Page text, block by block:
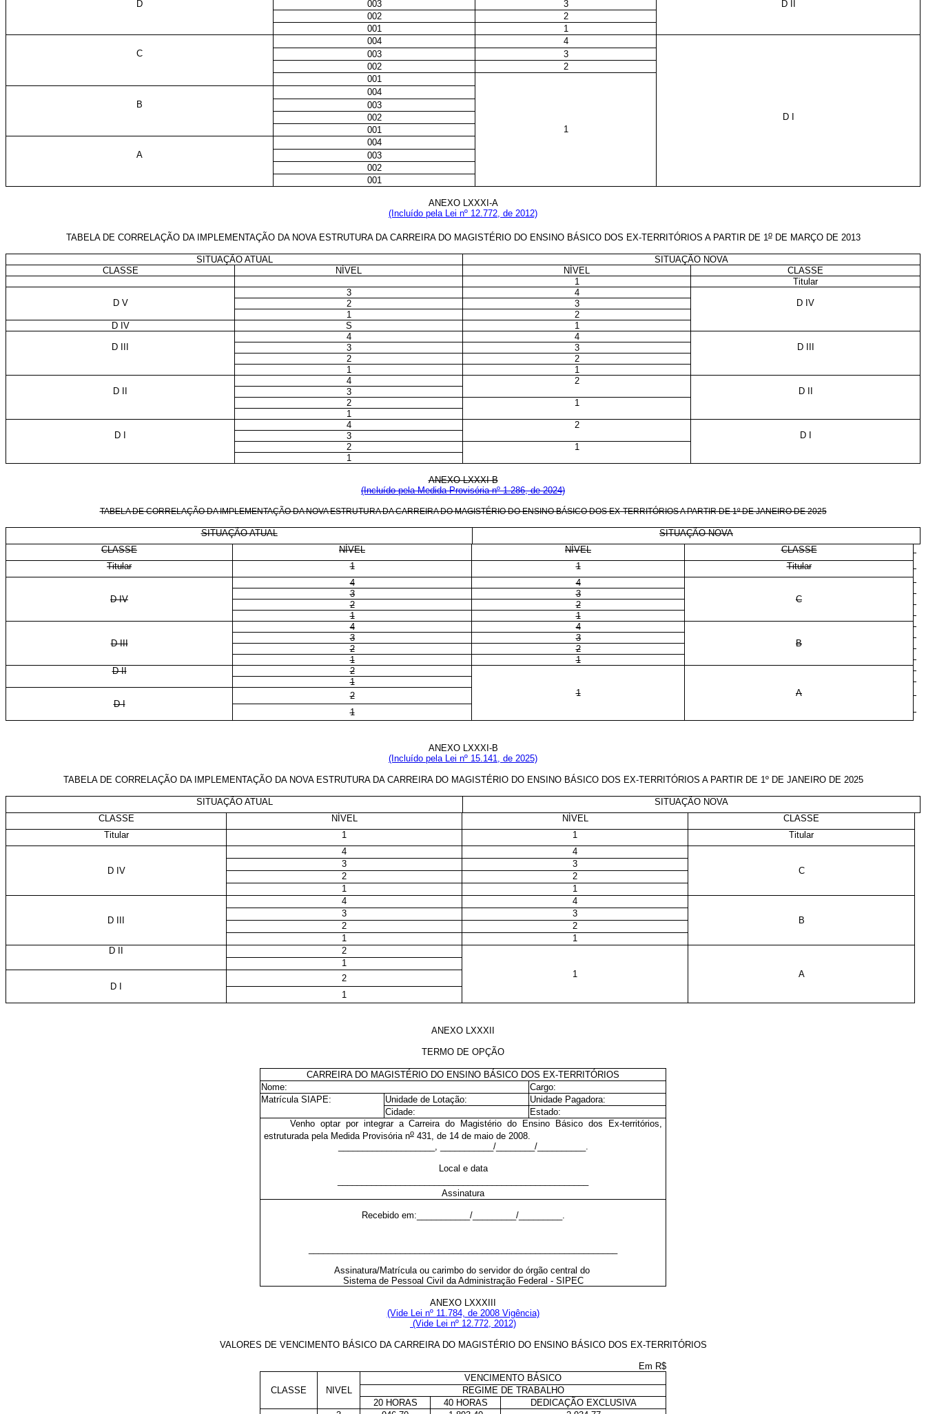
D
003 3
D II
002
2
001
1
004
4
C
003
3
002
2
001
004
B
003
002
D I
001
1
004
A
003
002
001
ANEXO LXXXI-A
(Incluído pela Lei nº 12.772, de 2012)
TABELA DE CORRELAÇÃO DA IMPLEMENTAÇÃO DA NOVA ESTRUTURA DA CARREIRA DO MAGISTÉRIO DO ENSINO BÁSICO DOS EX-TERRITÓRIOS A PARTIR DE 1oDE MARÇO DE 2013
SITUAÇÃO ATUAL
SITUAÇÃO NOVA
CLASSE
NÍVEL NÍVEL
CLASSE
1
Titular
3
4
D V
2 3
D IV
1
2
D IV
S
1
4
4
D III
3 3
D III
2
2
1
1
4
2
D II
3
D II
2
1
1
4
2
D I
3
D I
2
1
1
ANEXO LXXXI-B
(Incluído pela Medida Provisória nº 1.286, de 2024)
TABELA DE CORRELAÇÃO DA IMPLEMENTAÇÃO DA NOVA ESTRUTURA DA CARREIRA DO MAGISTÉRIO DO ENSINO BÁSICO DOS EX-TERRITÓRIOS A PARTIR DE 1º DE JANEIRO DE 2025
SITUAÇÃO ATUAL
SITUAÇÃO NOVA
CLASSE
NÍVEL NÍVEL
CLASSE
Titular
1 1 Titular
D IV
4
4
C
3
3
2
2
1
1
D III
4
4
B
3
3
2
2
1
1
D II
2
1 A
1
D I
2
1
ANEXO LXXXI-B
(Incluído pela Lei nº 15.141, de 2025)
TABELA DE CORRELAÇÃO DA IMPLEMENTAÇÃO DA NOVA ESTRUTURA DA CARREIRA DO MAGISTÉRIO DO ENSINO BÁSICO DOS EX-TERRITÓRIOS A PARTIR DE 1º DE JANEIRO DE 2025
SITUAÇÃO ATUAL
SITUAÇÃO NOVA
CLASSE
NÍVEL NÍVEL
CLASSE
Titular
1 1 Titular
D IV
4
4
C
3
3
2
2
1
1
D III
4
4
B
3
3
2
2
1
1
D II
2
1 A
1
D I
2
1
ANEXO LXXXII
TERMO DE OPÇÃO
CARREIRA DO MAGISTÉRIO DO ENSINO BÁSICO DOS EX-TERRITÓRIOS
Nome:
Cargo:
Matrícula SIAPE:
Unidade de Lotação:
Unidade Pagadora:
Cidade:
Estado:
Venho optar por integrar a Carreira do Magistério do Ensino Básico dos Ex-territórios,
estruturada pela Medida Provisória no431, de 14 de maio de 2008.
____________________, ___________/________/__________.
Local e data
Assinatura
Recebido em:___________/_________/_________.
Assinatura/Matrícula ou carimbo do servidor do órgão central do
Sistema de Pessoal Civil da Administração Federal - SIPEC
ANEXO LXXXIII
(Vide Lei nº 11.784, de 2008 Vigência)
(Vide Lei nº 12.772, 2012)
VALORES DE VENCIMENTO BÁSICO DA CARREIRA DO MAGISTÉRIO DO ENSINO BÁSICO DOS EX-TERRITÓRIOS
Em R$
VENCIMENTO BÁSICO
CLASSE
NIVEL
REGIME DE TRABALHO
20 HORAS
40 HORAS
DEDICAÇÃO EXCLUSIVA